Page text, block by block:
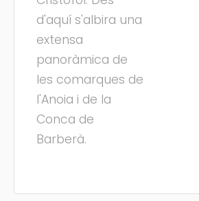
d'aquí s'albira una
extensa
panoràmica de
les comarques de
l'Anoia i de la
Conca de
Barberà.